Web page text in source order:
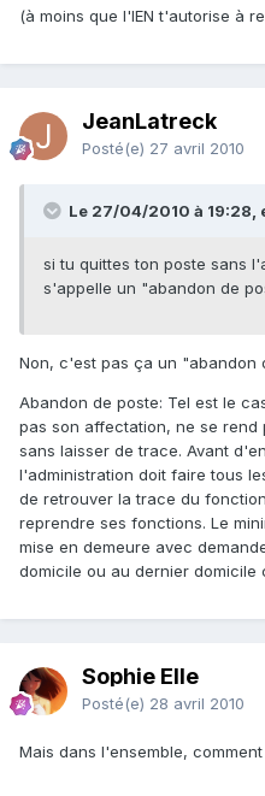
(à moins que l'IEN t'autorise à
JeanLatreck
Posté(e) 27 avril 2010
Le 27/04/2010 à 19:28,
si tu quittes ton poste sans
s'appelle un "abandon de
Non, c'est pas ça un "abandon
Abandon de poste: Tel est le
pas son affectation, ne se rend
sans laisser de trace. Avant
l'administration doit faire tous
de retrouver la trace du
reprendre ses fonctions. Le
mise en demeure avec
domicile ou au dernier domicile
Sophie Elle
Posté(e) 28 avril 2010
Mais dans l'ensemble,